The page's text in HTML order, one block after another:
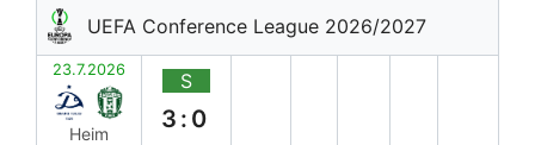
UEFA Conference League 2026/2027
23.7.2026
Heim
S
3:0